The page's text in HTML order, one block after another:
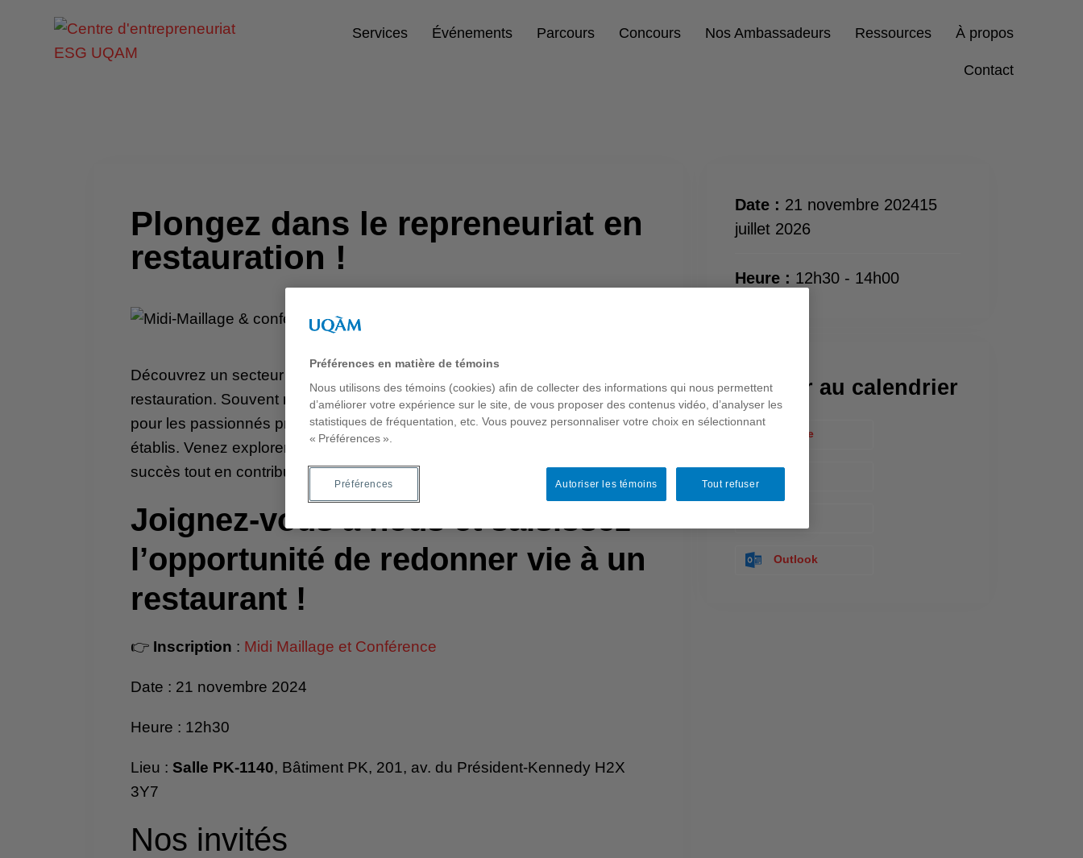
Services Événements Parcours Concours Nos Ambassadeurs Ressources À propos
Contact
Plongez dans le repreneuriat en
restauration !
Découvrez un secteur riche en opportunités : le repreneuriat dans la
restauration. Souvent négligé, ce marché offre des occasions uniques
pour les passionnés prêts à reprendre les rênes de restaurants bien
établis. Venez explorer comment transformer ces entreprises en véritables
succès tout en contribuant à maintenir notre patrimoine culinaire local.
Joignez-vous à nous et saisissez
l’opportunité de redonner vie à un
restaurant !
👉 Inscription : Midi Maillage et Conférence
Date : 21 novembre 2024
Heure : 12h30
Lieu : Salle PK-1140, Bâtiment PK, 201, av. du Président-Kennedy H2X
3Y7
Nos invités
Date : 21 novembre 202415
juillet 2026
Heure : 12h30 - 14h00
Ajouter au calendrier
Google
Outlook
Préférences en matière de témoins
Nous utilisons des témoins (cookies) afin de collecter des informations qui nous permettent
d’améliorer votre expérience sur le site, de vous proposer des contenus vidéo, d’analyser les
statistiques de fréquentation, etc. Vous pouvez personnaliser votre choix en sélectionnant
« Préférences ».
Tout refuser
Autoriser les témoins
Préférences